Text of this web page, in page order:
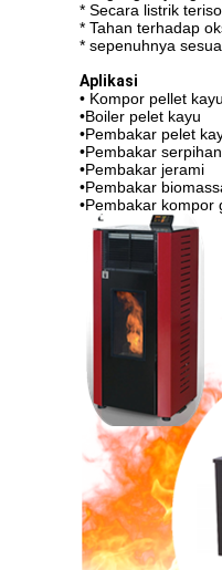
* Secara listrik
* Tahan terhadap
* sepenuhnya
Aplikasi
• Kompor pellet kayu
•Boiler pelet kayu
•Pembakar pelet
•Pembakar
•Pembakar jerami
•Pembakar
•Pembakar kompor